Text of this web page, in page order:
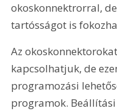
okoskonnektrorral,
tartósságot is
Az
kapcsolhatjuk, de
programozási
programok.